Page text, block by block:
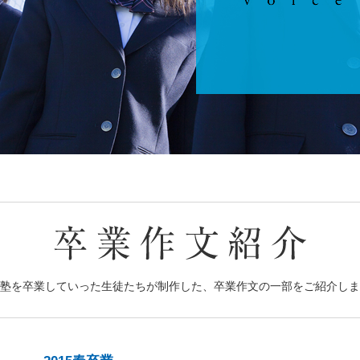
を卒業していった生徒たちが制作した、卒業作文の一部をご紹介し